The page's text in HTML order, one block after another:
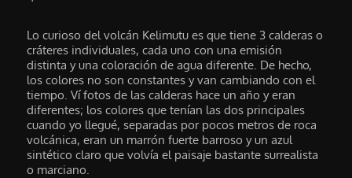
Lo curioso del volcán Kelimutu es que tiene 3 calderas o
cráteres individuales, cada uno con una emisión
distinta y una coloración de agua diferente. De hecho,
los colores no son constantes y van cambiando con el
tiempo. Ví fotos de las calderas hace un año y eran
diferentes; los colores que tenían las dos principales
cuando yo llegué, separadas por pocos metros de roca
volcánica, eran un marrón fuerte barroso y un azul
sintético claro que volvía el paisaje bastante surrealista
o marciano.